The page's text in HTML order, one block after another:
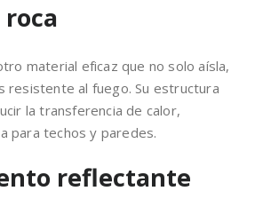
material eficaz que no solo aísla,
resistente al fuego. Su estructura
la transferencia de calor,
para techos y paredes.
reflectante